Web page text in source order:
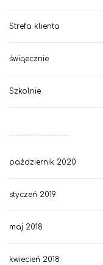
Strefa klienta
świąecznie
Szkolnie
październik 2020
styczeń 2019
maj 2018
kwiecień 2018